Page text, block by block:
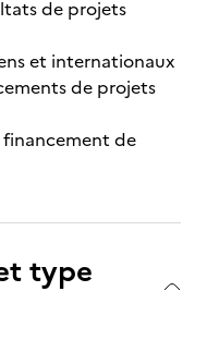
de projets
et internationaux
de projets
financement de
type